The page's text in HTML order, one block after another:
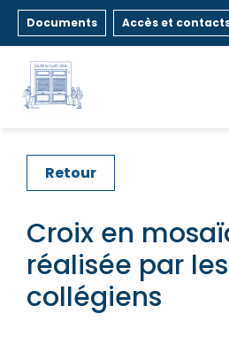
Documents Accès et
Retour
Croix en
réalisée par les
collégiens